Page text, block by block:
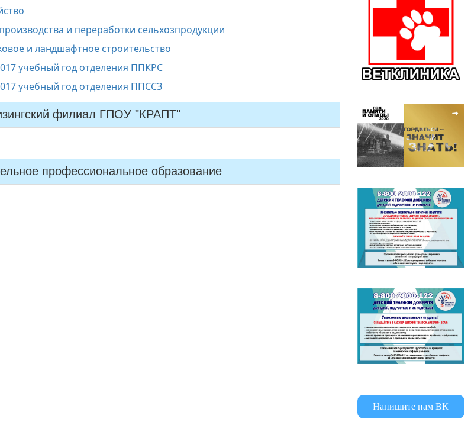
и переработки сельхозпродукции
и ландшафтное строительство
учебный год отделения ППКРС
учебный год отделения ППССЗ
филиал ГПОУ "КРАПТ"
профессиональное образование
Напишите нам ВК